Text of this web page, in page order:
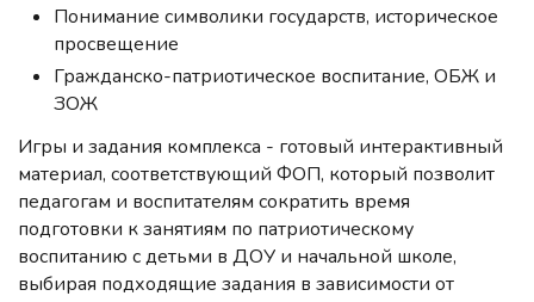
Понимание символики государств, историческое
просвещение
Гражданско-патриотическое воспитание, ОБЖ и
ЗОЖ
Игры и задания комплекса - готовый интерактивный
материал, соответствующий ФОП, который позволит
педагогам и воспитателям сократить время
подготовки к занятиям по патриотическому
воспитанию с детьми в ДОУ и начальной школе,
выбирая подходящие задания в зависимости от